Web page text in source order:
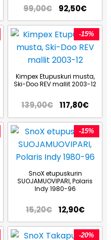
99,00€ 92,50€
-15%
Kimpex Etupuskuri musta,
Ski-Doo REV mallit 2003-12
139,00€ 117,80€
-15%
SnoX etupuskurin
SUOJAMUOVIPARI, Polaris
Indy 1980-96
15,20€ 12,90€
-20%